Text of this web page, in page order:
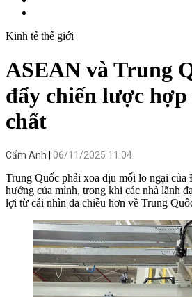
Kinh tế thế giới
ASEAN và Trung
đẩy chiến lược
chất
Cẩm Anh 06/11/2025 11:04
Trung Quốc phải xoa dịu mối lo ngại
hưởng của mình, trong khi các nhà lãnh
lợi từ cái nhìn đa chiều hơn về Trung